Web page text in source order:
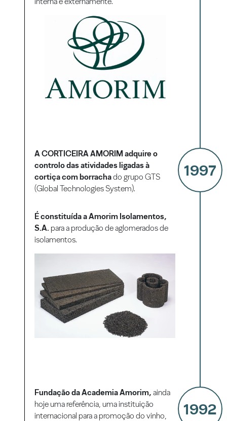
1997
A CORTICEIRA AMORIM adquire o
controlo das atividades ligadas à
cortiça com borrachado grupo GTS
(Global Technologies System).
É constituída a Amorim Isolamentos,
S.A. para a produção de aglomerados de
isolamentos.
1992
Fundação da Academia Amorim,ainda
hoje uma referência, uma instituição
internacional para a promoção do vinho,